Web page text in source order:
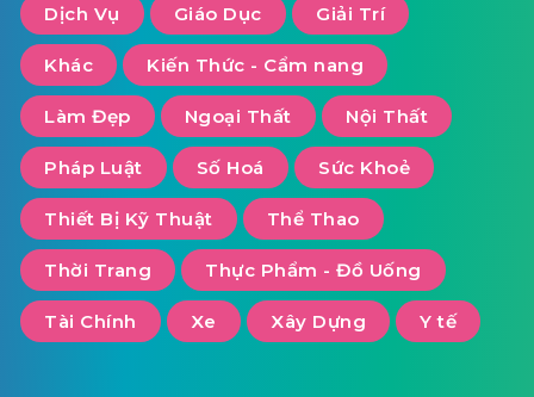
Dịch Vụ Giáo Dục Giải Trí
Khác Kiến Thức - Cẩm nang
Làm Đẹp Ngoại Thất Nội Thất
Pháp Luật Số Hoá Sức Khoẻ
Thiết Bị Kỹ Thuật Thể Thao
Thời Trang Thực Phẩm - Đồ Uống
Tài Chính Xe Xây Dựng Y tế